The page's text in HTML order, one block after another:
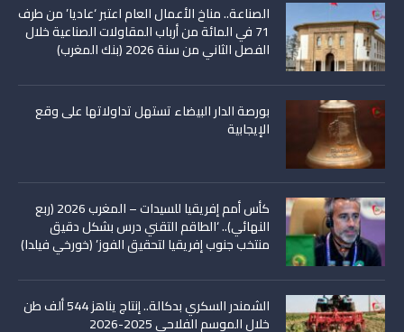
الصناعة.. مناخ الأعمال العام اعتبر ‘عاديا’ من طرف
71 في المائة من أرباب المقاولات الصناعية خلال
الفصل الثاني من سنة 2026 (بنك المغرب)
بورصة الدار البيضاء تستهل تداولاتها على وقع
الإيجابية
كأس أمم إفريقيا للسيدات – المغرب 2026 (ربع
النهائي).. ‘الطاقم التقني درس بشكل دقيق
منتخب جنوب إفريقيا لتحقيق الفوز’ (خورخي فيلدا)
الشمندر السكري بدكالة.. إنتاج يناهز 544 ألف طن
خلال الموسم الفلاحي 2025-2026